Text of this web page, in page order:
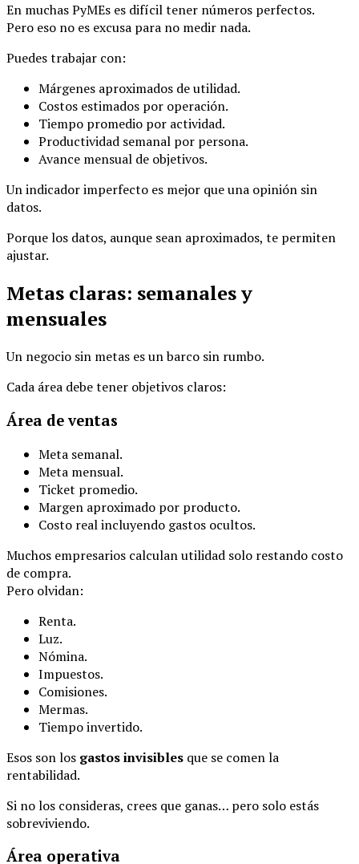
En muchas PyMEs es difícil tener números perfectos.
Pero eso no es excusa para no medir nada.
Puedes trabajar con:
Márgenes aproximados de utilidad.
Costos estimados por operación.
Tiempo promedio por actividad.
Productividad semanal por persona.
Avance mensual de objetivos.
Un indicador imperfecto es mejor que una opinión sin
datos.
Porque los datos, aunque sean aproximados, te permiten
ajustar.
Metas claras: semanales y
mensuales
Un negocio sin metas es un barco sin rumbo.
Cada área debe tener objetivos claros:
Área de ventas
Meta semanal.
Meta mensual.
Ticket promedio.
Margen aproximado por producto.
Costo real incluyendo gastos ocultos.
Muchos empresarios calculan utilidad solo restando costo
de compra.
Pero olvidan:
Renta.
Luz.
Nómina.
Impuestos.
Comisiones.
Mermas.
Tiempo invertido.
Esos son los gastos invisibles que se comen la
rentabilidad.
Si no los consideras, crees que ganas… pero solo estás
sobreviviendo.
Área operativa